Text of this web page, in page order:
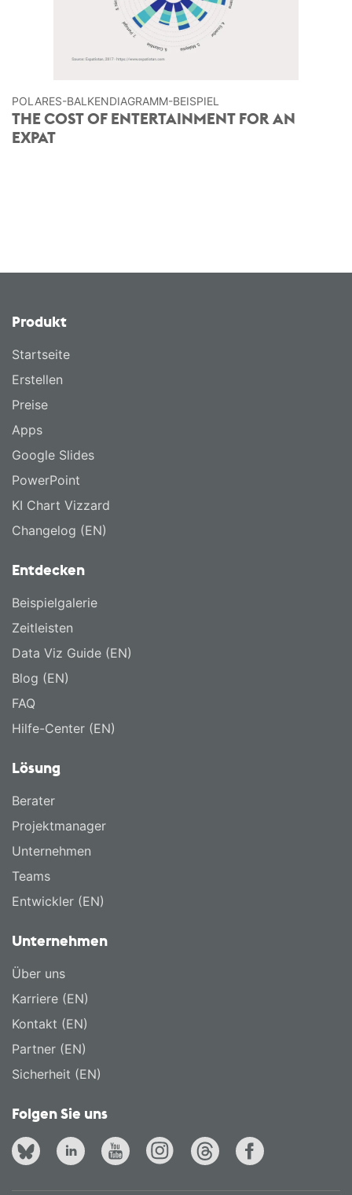
POLARES-BALKEN­DIAGRAMM-BEISPIEL
THE COST OF ENTERTAINMENT FOR AN
EXPAT
Produkt
Startseite
Erstellen
Preise
Apps
Google Slides
PowerPoint
KI Chart Vizzard
Changelog (EN)
Entdecken
Beispielgalerie
Zeitleisten
Data Viz Guide (EN)
Blog (EN)
FAQ
Hilfe-Center (EN)
Lösung
Berater
Projektmanager
Unternehmen
Teams
Entwickler (EN)
Unternehmen
Über uns
Karriere (EN)
Kontakt (EN)
Partner (EN)
Sicherheit (EN)
Folgen Sie uns